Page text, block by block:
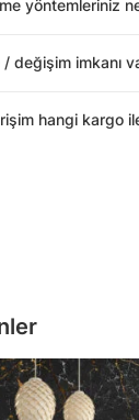
yöntemleriniz
/ değişim imkanı
hangi kargo